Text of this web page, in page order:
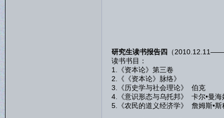
研究生读书报告四
（
读书书目：
1.《资本论》第三卷
2.《《资本论》脉络》
3.《历史学与社会理论》 伯克
4.《意识形态与乌托邦》 卡尔•曼海
5.《农民的道义经济学》 詹姆斯•斯